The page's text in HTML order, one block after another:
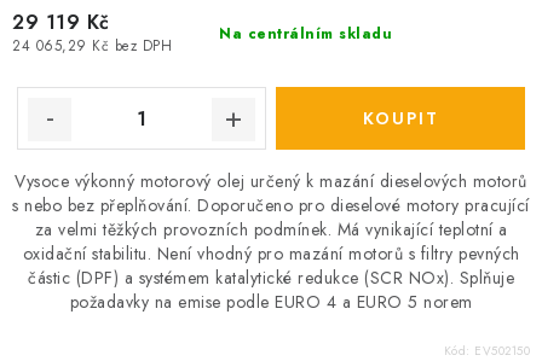
Na centrálním skladu
24 065,29 Kč bez DPH
29 119 Kč
Vysoce výkonný motorový olej určený k mazání dieselových motorů
s nebo bez přeplňování. Doporučeno pro dieselové motory pracující
za velmi těžkých provozních podmínek. Má vynikající teplotní a
oxidační stabilitu. Není vhodný pro mazání motorů s filtry pevných
částic (DPF) a systémem katalytické redukce (SCR NOx). Splňuje
požadavky na emise podle EURO 4 a EURO 5 norem
Kód: EV502150